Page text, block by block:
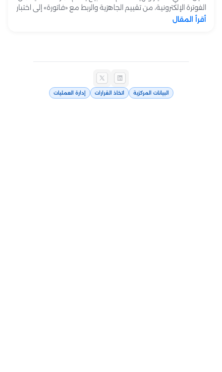
الفوترة الإلكترونية، من تقييم الجاهزية والربط مع «فاتورة» إلى اختبار
الفواتير وتشغيل الفروع.
أقرأ المقال
البيانات المركزية اتخاذ القرارات إدارة العمليات